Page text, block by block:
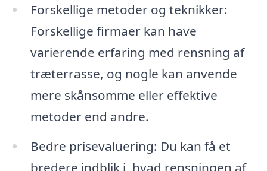
Forskellige metoder og teknikker:
Forskellige firmaer kan have
varierende erfaring med rensning af
træterrasse, og nogle kan anvende
mere skånsomme eller effektive
metoder end andre.
Bedre prisevaluering: Du kan få et
bredere indblik i, hvad rensningen af